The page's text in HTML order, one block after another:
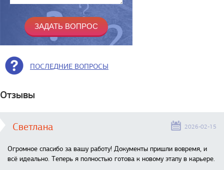
ПОСЛЕДНИЕ ВОПРОСЫ
Отзывы
Светлана 2026-02-15
Огромное спасибо за вашу работу! Документы пришли вовремя, и
всё идеально. Теперь я полностью готова к новому этапу в карьере.